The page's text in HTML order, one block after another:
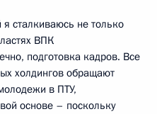
сталкиваюсь не только
ВПК
подготовка кадров. Все
холдингов обращают
в ПТУ,
основе – поскольку